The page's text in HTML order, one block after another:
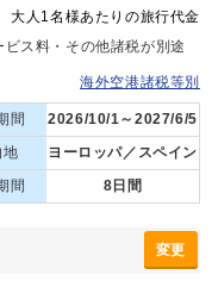
大人1名様あたりの旅行代金
ス料・その他諸税が別途
海外空港諸税等別
間
2026/10/1～2027/6/5
地
ヨーロッパ／スペイン
間 8日間
変更